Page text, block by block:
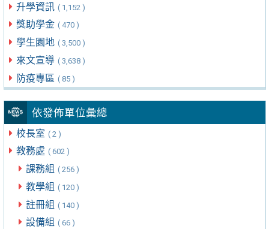
升學資訊 ( 1,152 )
獎助學金 ( 470 )
學生園地 ( 3,500 )
來文宣導 ( 3,638 )
防疫專區 ( 85 )
依發佈單位彙總
校長室 ( 2 )
教務處 ( 602 )
課務組 ( 256 )
教學組 ( 120 )
註冊組 ( 140 )
設備組 ( 66 )